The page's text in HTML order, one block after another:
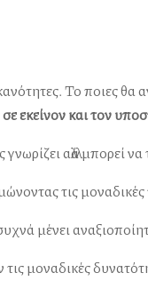
Το ποιες θα
εκείνον και τον
αλλά μπορεί
τις
μένει
τις μοναδικές